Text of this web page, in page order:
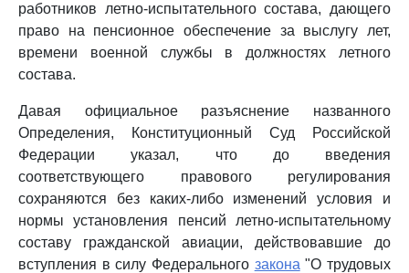
работников летно-испытательного состава, дающего
право на пенсионное обеспечение за выслугу лет,
времени военной службы в должностях летного
состава.
Давая официальное разъяснение названного
Определения, Конституционный Суд Российской
Федерации указал, что до введения
соответствующего правового регулирования
сохраняются без каких-либо изменений условия и
нормы установления пенсий летно-испытательному
составу гражданской авиации, действовавшие до
вступления в силу Федерального закона "О трудовых